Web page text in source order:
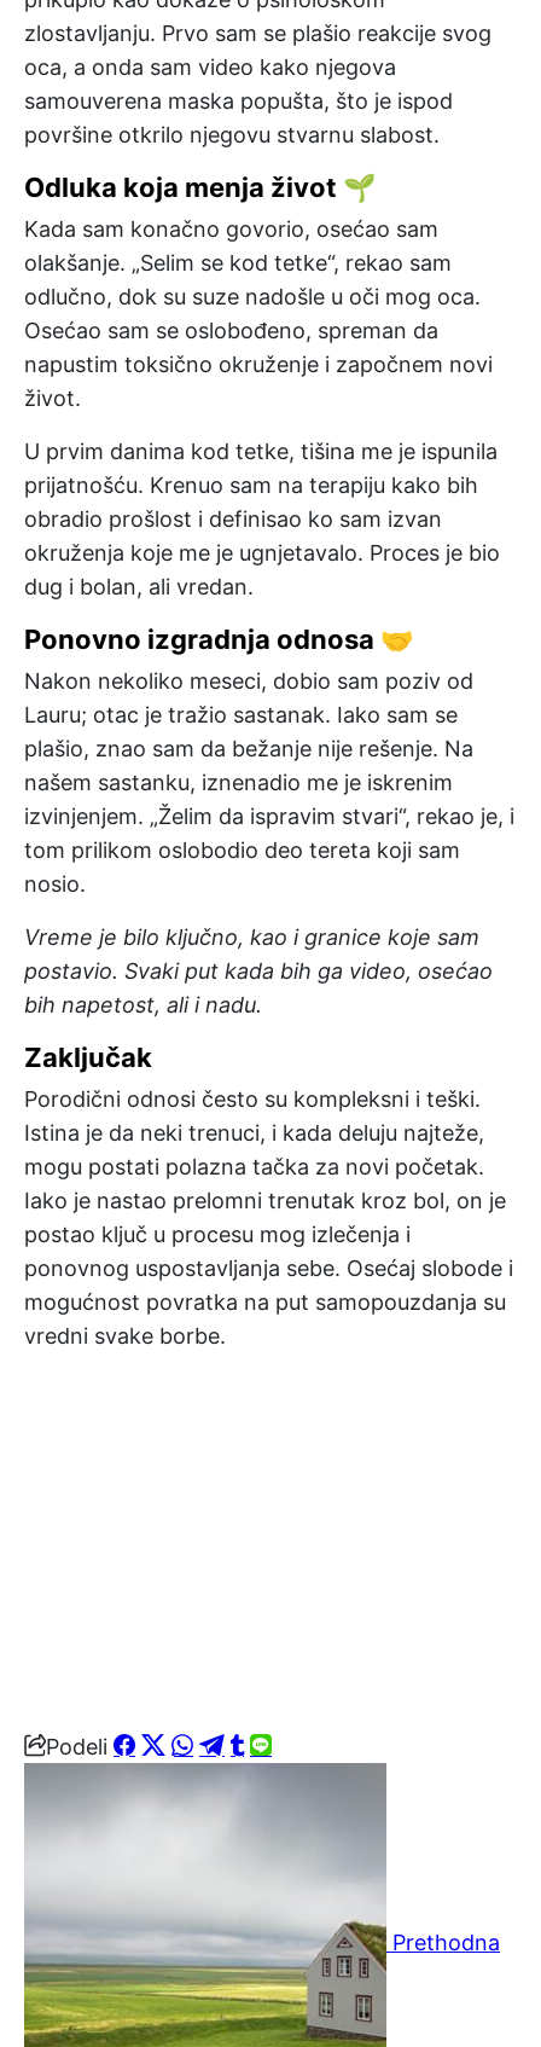
zlostavljanju. Prvo sam se plašio reakcije svog
oca, a onda sam video kako njegova
samouverena maska popušta, što je ispod
površine otkrilo njegovu stvarnu slabost.
Odluka koja menja život 🌱
Kada sam konačno govorio, osećao sam
olakšanje. „Selim se kod tetke“, rekao sam
odlučno, dok su suze nadošle u oči mog oca.
Osećao sam se oslobođeno, spreman da
napustim toksično okruženje i započnem novi
život.
U prvim danima kod tetke, tišina me je ispunila
prijatnošću. Krenuo sam na terapiju kako bih
obradio prošlost i definisao ko sam izvan
okruženja koje me je ugnjetavalo. Proces je bio
dug i bolan, ali vredan.
Ponovno izgradnja odnosa 🤝
Nakon nekoliko meseci, dobio sam poziv od
Lauru; otac je tražio sastanak. Iako sam se
plašio, znao sam da bežanje nije rešenje. Na
našem sastanku, iznenadio me je iskrenim
izvinjenjem. „Želim da ispravim stvari“, rekao je, i
tom prilikom oslobodio deo tereta koji sam
nosio.
Vreme je bilo ključno, kao i granice koje sam
postavio. Svaki put kada bih ga video, osećao
bih napetost, ali i nadu.
Zaključak
Porodični odnosi često su kompleksni i teški.
Istina je da neki trenuci, i kada deluju najteže,
mogu postati polazna tačka za novi početak.
Iako je nastao prelomni trenutak kroz bol, on je
postao ključ u procesu mog izlečenja i
ponovnog uspostavljanja sebe. Osećaj slobode i
mogućnost povratka na put samopouzdanja su
vredni svake borbe.
Podeli
Prethodna